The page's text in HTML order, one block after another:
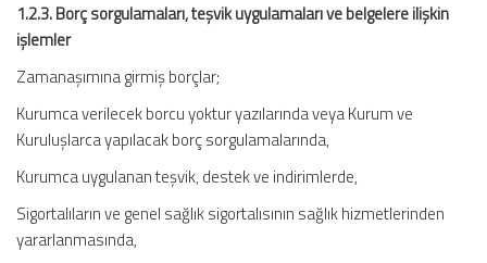
1.2.3. Borç sorgulamaları, teşvik uygulamaları ve belgelere ilişkin
işlemler
Zamanaşımına girmiş borçlar;
Kurumca verilecek borcu yoktur yazılarında veya Kurum ve
Kuruluşlarca yapılacak borç sorgulamalarında,
Kurumca uygulanan teşvik, destek ve indirimlerde,
Sigortalıların ve genel sağlık sigortalısının sağlık hizmetlerinden
yararlanmasında,